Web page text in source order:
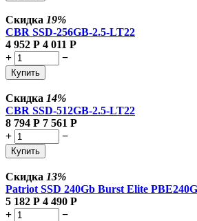
Скидка 19%
CBR SSD-256GB-2.5-LT22
4 952 Р 4 011 Р
+
−
Купить
Скидка 14%
CBR SSD-512GB-2.5-LT22
8 794 Р 7 561 Р
+
−
Купить
Скидка 13%
Patriot SSD 240Gb Burst Elite
5 182 Р 4 490 Р
+
−